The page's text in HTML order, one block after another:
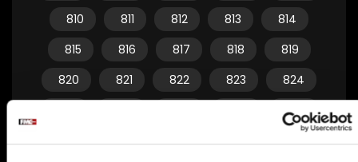
810
811 812 813
814
815
816 817 818
819
820
821 822 823
824
829
830
831 832 833
834